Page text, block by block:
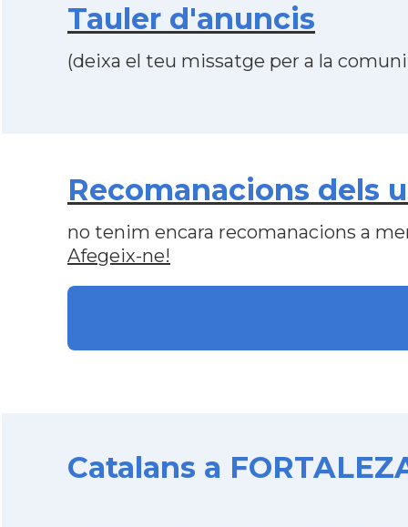
Tauler d'anuncis
(deixa el teu missatge per a la
Recomanacions dels
no tenim encara recomanacions a
Afegeix-ne!
Catalans a